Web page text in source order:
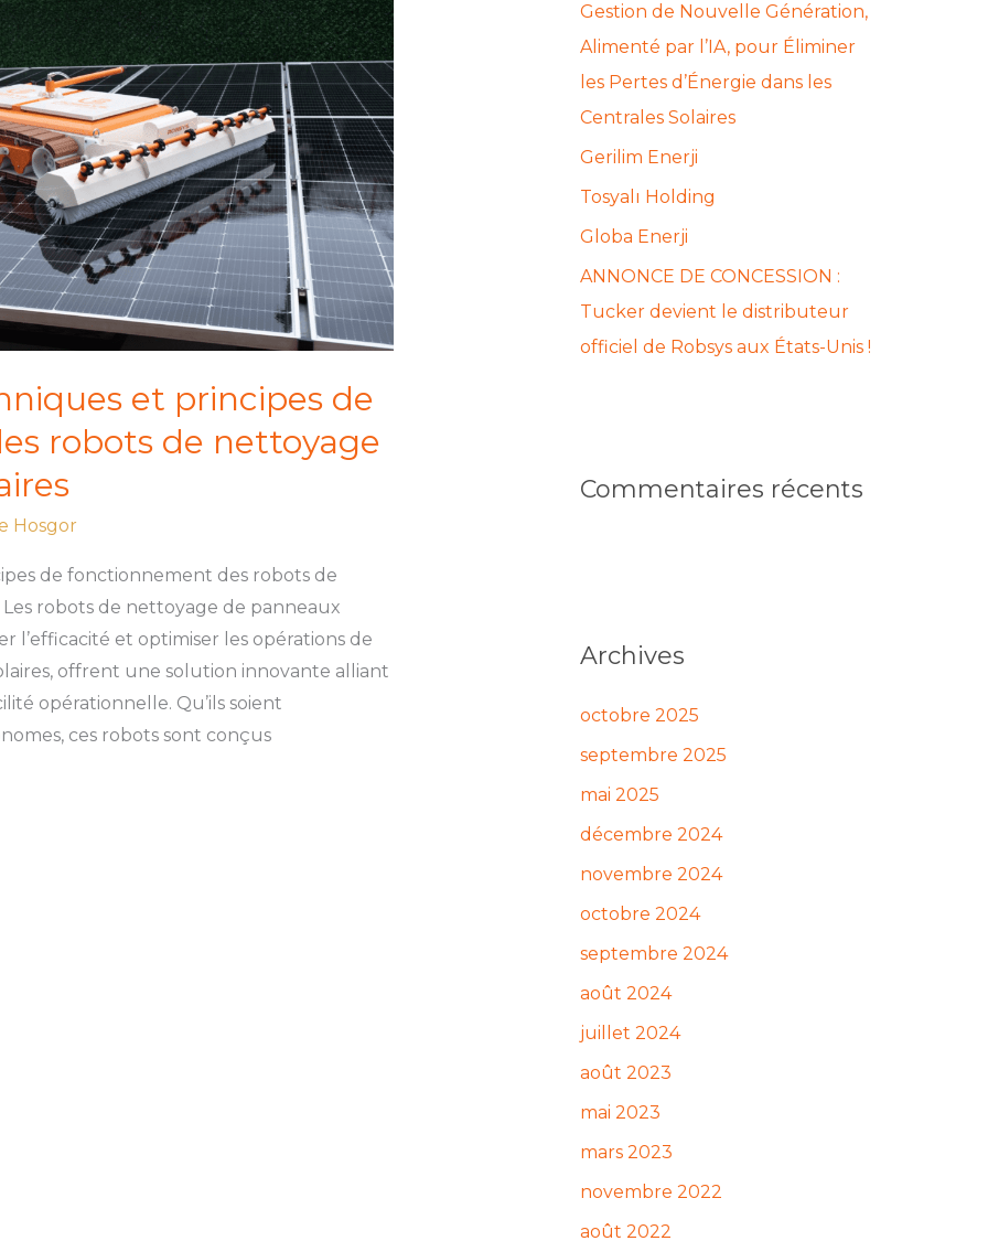
et principes de
robots de nettoyage
Hosgor
de fonctionnement des robots de
robots de nettoyage de panneaux
l’efficacité et optimiser les opérations de
offrent une solution innovante alliant
opérationnelle. Qu’ils soient
ces robots sont conçus
r
:
Gestion de Nouvelle Génération,
Alimenté par l’IA, pour Éliminer
les Pertes d’Énergie dans les
Centrales Solaires
Gerilim Enerji
Tosyalı Holding
Globa Enerji
ANNONCE DE CONCESSION :
Tucker devient le distributeur
officiel de Robsys aux États-Unis !
Commentaires récents
Archives
octobre 2025
septembre 2025
mai 2025
décembre 2024
novembre 2024
octobre 2024
septembre 2024
août 2024
juillet 2024
août 2023
mai 2023
mars 2023
novembre 2022
août 2022